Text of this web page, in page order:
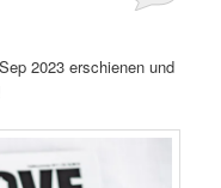
2023 erschienen und